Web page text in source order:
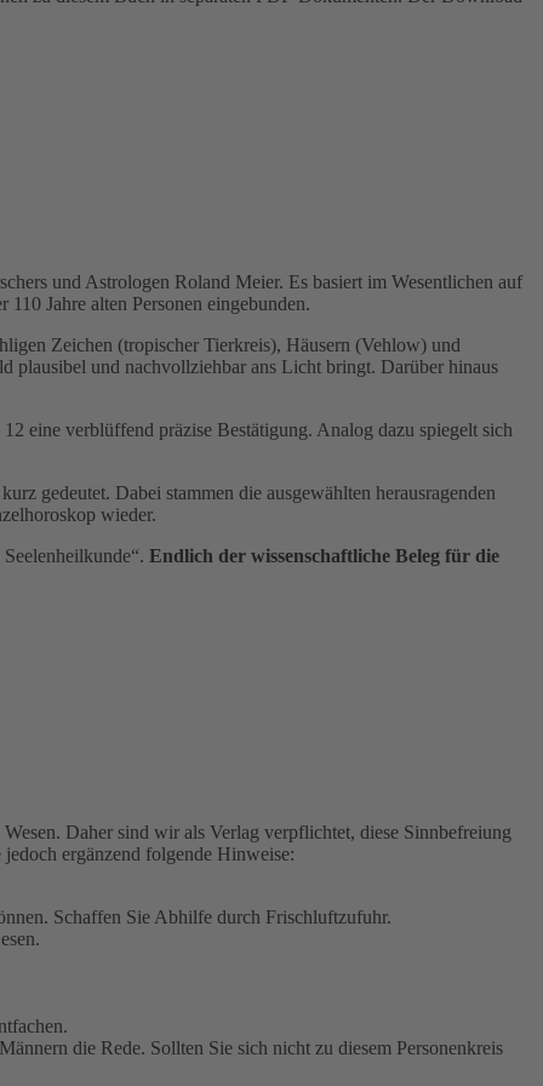
und Astrologen Roland Meier. Es basiert im Wesentlichen auf
Jahre alten Personen eingebunden.
Zeichen (tropischer Tierkreis), Häusern (Vehlow) und
plausibel und nachvollziehbar ans Licht bringt. Darüber hinaus
eine verblüffend präzise Bestätigung. Analog dazu spiegelt sich
gedeutet. Dabei stammen die ausgewählten herausragenden
wieder.
Endlich der wissenschaftliche Beleg für die
Daher sind wir als Verlag verpflichtet, diese Sinnbefreiung
jedoch ergänzend folgende Hinweise:
Schaffen Sie Abhilfe durch Frischluftzufuhr.
die Rede. Sollten Sie sich nicht zu diesem Personenkreis